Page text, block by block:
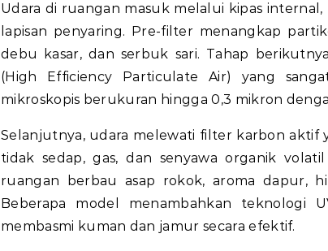
Udara di ruangan masuk melalui kipas
lapisan penyaring. Pre-filter menangkap
debu kasar, dan serbuk sari. Tahap
(High Efficiency Particulate Air) yang
mikroskopis berukuran hingga 0,3 mikron
Selanjutnya, udara melewati filter karbon aktif
tidak sedap, gas, dan senyawa organik
ruangan berbau asap rokok, aroma dapur,
Beberapa model menambahkan teknologi
membasmi kuman dan jamur secara efektif.